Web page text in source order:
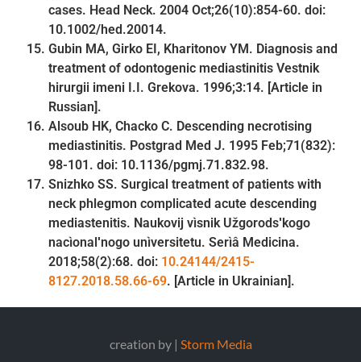
cases. Head Neck. 2004 Oct;26(10):854-60. doi:
10.1002/hed.20014.
Gubin MA, Girko EI, Kharitonov YM. Diagnosis and
treatment of odontogenic mediastinitis Vestnik
hirurgii imeni I.I. Grekova. 1996;3:14. [Article in
Russian].
Alsoub HK, Chacko C. Descending necrotising
mediastinitis. Postgrad Med J. 1995 Feb;71(832):
98-101. doi: 10.1136/pgmj.71.832.98.
Snizhko SS. Surgical treatment of patients with
neck phlegmon complicated acute descending
mediastenitis. Naukovij vìsnik Užgorodsʹkogo
nacìonalʹnogo unìversitetu. Serìâ Medicina.
2018;58(2):68. doi: 10.24144/2415-
8127.2018.58.66-69. [Article in Ukrainian].
creation by | Storm Media